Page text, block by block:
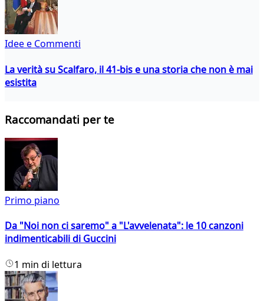
Idee e Commenti
La verità su Scalfaro, il 41-bis e una storia che non è mai
esistita
Raccomandati per te
Primo piano
Da "Noi non ci saremo" a "L'avvelenata": le 10 canzoni
indimenticabili di Guccini
1 min di lettura